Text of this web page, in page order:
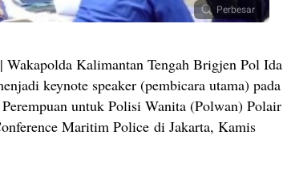
Perbesar
| Wakapolda Kalimantan Tengah Brigjen Pol Ida
keynote speaker (pembicara utama) pada
untuk Polisi Wanita (Polwan) Polair
Maritim Police di Jakarta, Kamis